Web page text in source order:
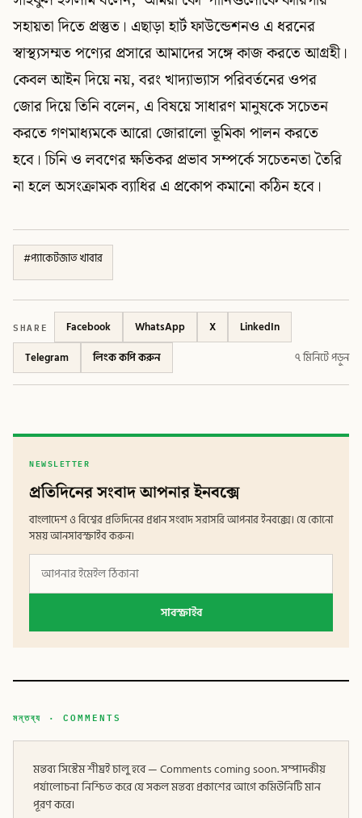
সহায়তা দিতে প্রস্তুত। এছাড়া হার্ট ফাউন্ডেশনও এ ধরনের
স্বাস্থ্যসম্মত পণ্যের প্রসারে আমাদের সঙ্গে কাজ করতে আগ্রহী।
কেবল আইন দিয়ে নয়, বরং খাদ্যাভ্যাস পরিবর্তনের ওপর
জোর দিয়ে তিনি বলেন, এ বিষয়ে সাধারণ মানুষকে সচেতন
করতে গণমাধ্যমকে আরো জোরালো ভূমিকা পালন করতে
হবে। চিনি ও লবণের ক্ষতিকর প্রভাব সম্পর্কে সচেতনতা তৈরি
না হলে অসংক্রামক ব্যাধির এ প্রকোপ কমানো কঠিন হবে।
#প্যাকেটজাত খাবার
SHARE Facebook WhatsApp X
LinkedIn
Telegram
লিংক কপি করুন ৭ মিনিটে পড়ুন
NEWSLETTER
প্রতিদিনের সংবাদ আপনার ইনবক্সে
বাংলাদেশ ও বিশ্বের প্রতিদিনের প্রধান সংবাদ সরাসরি আপনার ইনবক্সে। যে কোনো
সময় আনসাবস্ক্রাইব করুন।
সাবস্ক্রাইব
মন্তব্য · COMMENTS
মন্তব্য সিস্টেম শীঘ্রই চালু হবে — Comments coming soon. সম্পাদকীয়
পর্যালোচনা নিশ্চিত করে যে সকল মন্তব্য প্রকাশের আগে কমিউনিটি মান
পূরণ করে।